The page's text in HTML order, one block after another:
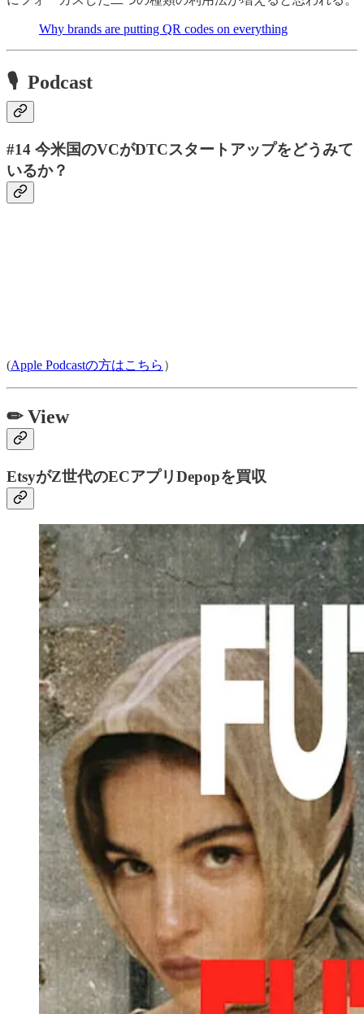
Why brands are putting QR codes on everything
🎙 Podcast
#14 今米国のVCがDTCスタートアップをどうみて
いるか？
(Apple Podcastの方はこちら ）
✏ View
EtsyがZ世代のECアプリDepopを買収